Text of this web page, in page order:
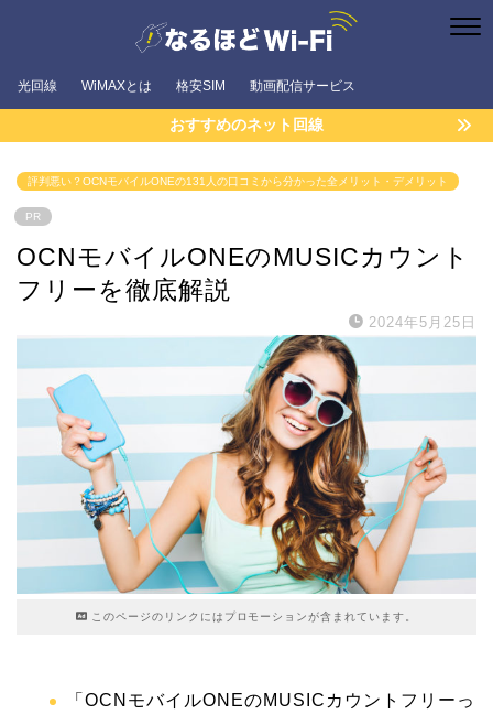
光回線 WiMAXとは 格安SIM 動画配信サービス
おすすめのネット回線
評判悪い？OCNモバイルONEの131人の口コミから分かった全メリット・デメリット
PR
OCNモバイルONEのMUSICカウント
フリーを徹底解説
2024年5月25日
このページのリンクにはプロモーションが含まれています。
「OCNモバイルONEのMUSICカウントフリーっ